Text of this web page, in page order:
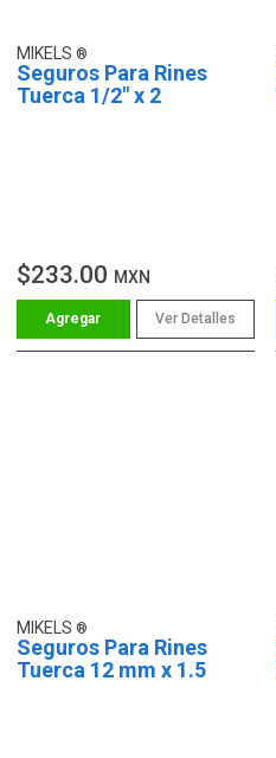
MIKELS
Seguros Para Rines
Tuerca 1/2" x 2
$233.00 MXN
Ver Detalles
MIKELS
Seguros Para Rines
Tuerca 12 mm x 1.5